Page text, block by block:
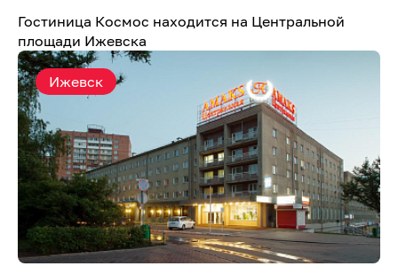
Гостиница Космос находится на Центральной
площади Ижевска
Ижевск